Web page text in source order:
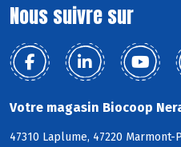
Nous suivre sur
Votre magasin Biocoop
47310 Laplume, 47220 Marmont-